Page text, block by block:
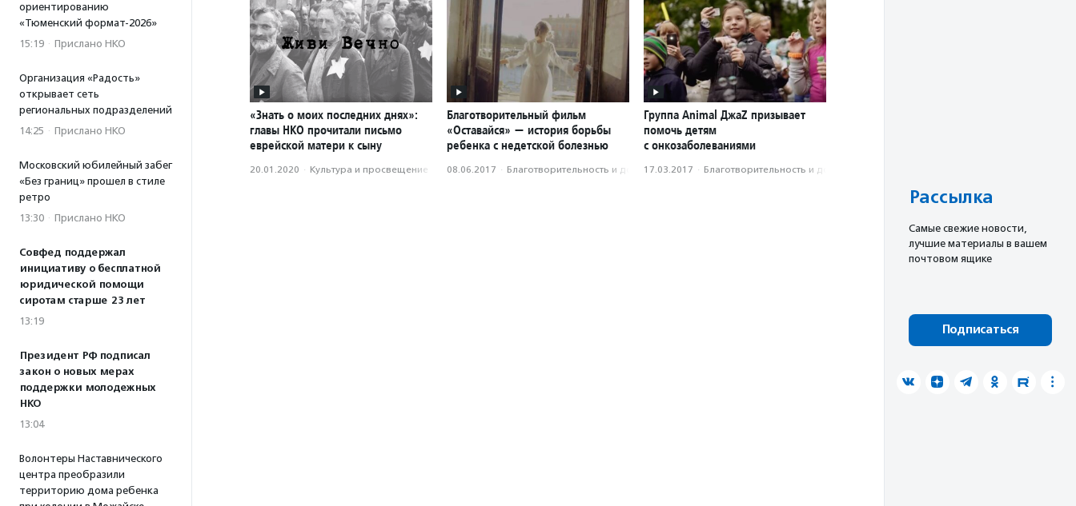
ориентированию
«Тюменский формат-2026»
15:19 · Прислано НКО
Организация «Радость»
открывает сеть
региональных подразделений
14:25 · Прислано НКО
Московский юбилейный забег
«Без границ» прошел в стиле
ретро
13:30 · Прислано НКО
Совфед поддержал
инициативу о бесплатной
юридической помощи
сиротам старше 23 лет
13:19
Президент РФ подписал
закон о новых мерах
поддержки молодежных
НКО
13:04
Волонтеры Наставнического
центра преобразили
территорию дома ребенка
«Знать о моих последних днях»:
главы НКО прочитали письмо
еврейской матери к сыну
20.01.2020 · Культура и просвещение
Благотворительный фильм
«Оставайся» — история борьбы
ребенка с недетской болезнью
08.06.2017 · Благотвори­тель­ность и доброволь­чест­во
Группа Animal ДжаZ призывает
помочь детям
с онкозаболеваниями
17.03.2017 · Благотвори­тель­ность и доброволь­чест­во
Рассылка
Cамые свежие новости,
лучшие материалы в вашем
почтовом ящике
Подписаться